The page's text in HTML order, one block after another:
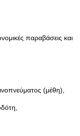
παραβάσεις και
(μέθη),